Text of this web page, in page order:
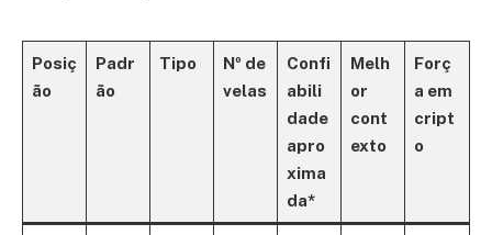
Posiç
ão
Padr
ão
Tipo
Nº de
velas
Confi
abili
dade
apro
xima
da*
Melh
or
cont
exto
Forç
a em
cript
o